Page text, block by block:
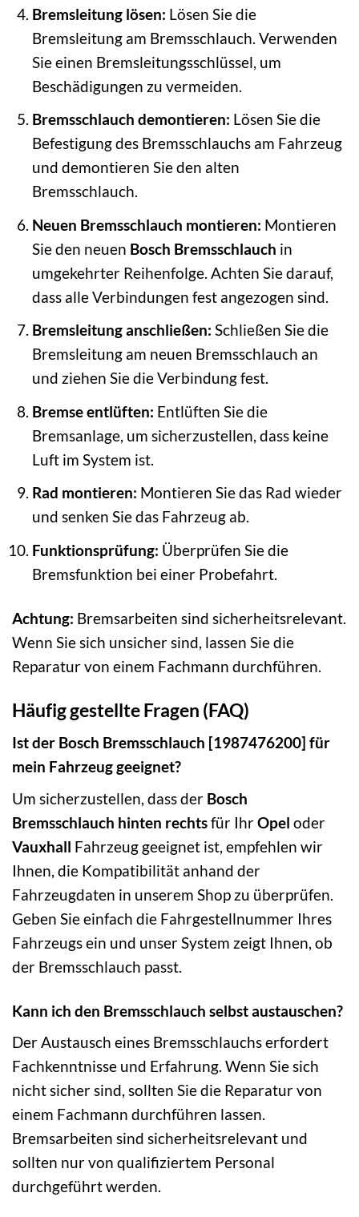
Bremsleitung lösen: Lösen Sie die
Bremsleitung am Bremsschlauch. Verwenden
Sie einen Bremsleitungsschlüssel, um
Beschädigungen zu vermeiden.
Bremsschlauch demontieren: Lösen Sie die
Befestigung des Bremsschlauchs am Fahrzeug
und demontieren Sie den alten
Bremsschlauch.
Neuen Bremsschlauch montieren: Montieren
Sie den neuen Bosch Bremsschlauch in
umgekehrter Reihenfolge. Achten Sie darauf,
dass alle Verbindungen fest angezogen sind.
Bremsleitung anschließen: Schließen Sie die
Bremsleitung am neuen Bremsschlauch an
und ziehen Sie die Verbindung fest.
Bremse entlüften: Entlüften Sie die
Bremsanlage, um sicherzustellen, dass keine
Luft im System ist.
Rad montieren: Montieren Sie das Rad wieder
und senken Sie das Fahrzeug ab.
Funktionsprüfung: Überprüfen Sie die
Bremsfunktion bei einer Probefahrt.
Achtung: Bremsarbeiten sind sicherheitsrelevant.
Wenn Sie sich unsicher sind, lassen Sie die
Reparatur von einem Fachmann durchführen.
Häufig gestellte Fragen (FAQ)
Ist der Bosch Bremsschlauch [1987476200] für
mein Fahrzeug geeignet?
Um sicherzustellen, dass der Bosch
Bremsschlauch hinten rechtsfür IhrOpel oder
Vauxhall Fahrzeug geeignet ist, empfehlen wir
Ihnen, die Kompatibilität anhand der
Fahrzeugdaten in unserem Shop zu überprüfen.
Geben Sie einfach die Fahrgestellnummer Ihres
Fahrzeugs ein und unser System zeigt Ihnen, ob
der Bremsschlauch passt.
Kann ich den Bremsschlauch selbst austauschen?
Der Austausch eines Bremsschlauchs erfordert
Fachkenntnisse und Erfahrung. Wenn Sie sich
nicht sicher sind, sollten Sie die Reparatur von
einem Fachmann durchführen lassen.
Bremsarbeiten sind sicherheitsrelevant und
sollten nur von qualifiziertem Personal
durchgeführt werden.